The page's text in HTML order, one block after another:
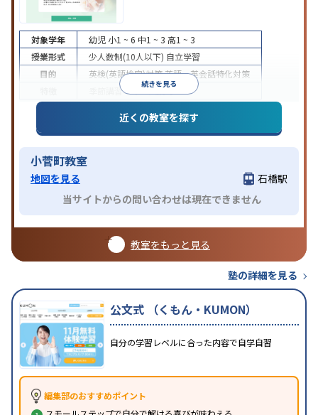
続きを見る
対象学年 幼児 小1 ~ 6 中1 ~ 3 高1 ~ 3
授業形式
少人数制(10人以下) 自立学習
目的
英検(英語検定)対策英語・英会話特化対策
季節講習のみの受講可
近くの教室を探す
小菅町教室
地図を見る
石橋駅
当サイトからの問い合わせは現在できません
教室をもっと見る
塾の詳細を見る
公文式 （くもん・KUMON）
自分の学習レベルに合った内容で自学自習
編集部のおすすめポイント